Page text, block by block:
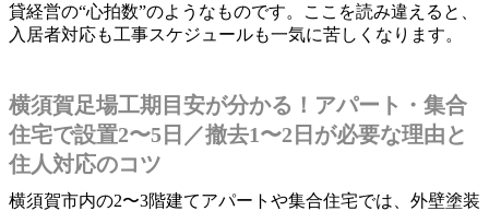
貸経営の“心拍数”のようなものです。ここを読み違えると、
入居者対応も工事スケジュールも一気に苦しくなります。
横須賀足場工期目安が分かる！アパート・集合
住宅で設置2〜5日／撤去1〜2日が必要な理由と
住人対応のコツ
横須賀市内の2〜3階建てアパートや集合住宅では、外壁塗装